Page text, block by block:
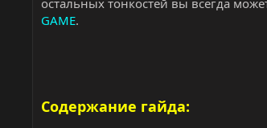
остальных тонкостей вы всегда
GAME.
Содержание гайда: